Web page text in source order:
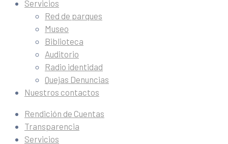
Servicios
Red de parques
Museo
Biblioteca
Auditorio
Radio identidad
Quejas Denuncias
Nuestros contactos
Rendición de Cuentas
Transparencia
Servicios